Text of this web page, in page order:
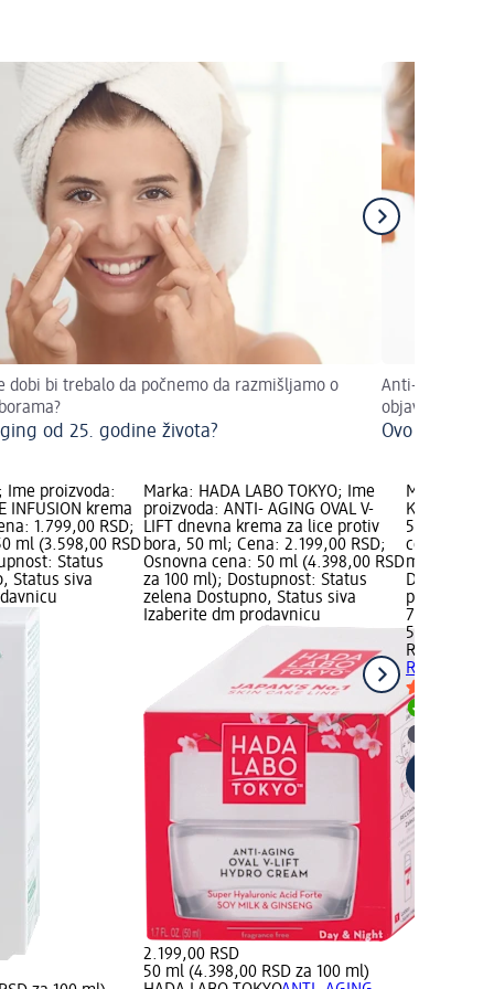
dobi bi trebalo da počnemo da razmišljamo o
od 25. godine života?
Anti-aging
objavljuju rat
Ovo će kožu
Ime proizvoda:
INFUSION krema
1.799,00 RSD;
ml (3.598,00 RSD
Status
Status siva
Marka: HADA LABO TOKYO; Ime
proizvoda: ANTI- AGING OVAL V-
LIFT dnevna krema za lice protiv
bora, 50 ml; Cena: 2.199,00 RSD;
Osnovna cena: 50 ml (4.398,00 RSD
za 100 ml); Dostupnost: Status
zelena Dostupno, Status siva
Izaberite dm prodavnicu
2.199,00 RSD
50 ml (4.398,00 RSD za 100 ml)
Marka:
Krema za
50 ml;
cena: 50 ml
ml);
Dostupno,
prodavnicu
799,00 RSD
50 ml
REVOX B77
RITUAL, 50